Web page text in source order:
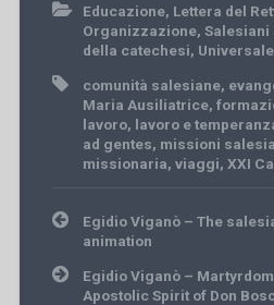
Educazione, Lettera del
Organizzazione, Salesiani
della catechesi,
comunità salesiane,
Maria Ausiliatrice,
lavoro, lavoro e
ad gentes, missioni
missionaria, viaggi, XXI
Post
navigation
Egidio Viganò – The
animation
Egidio Viganò –
Apostolic Spirit of Don